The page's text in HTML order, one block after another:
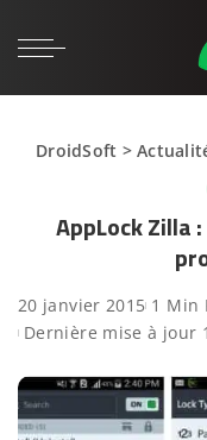
DroidSoft >
AppLock Zilla
20 janvier 2015 1 Min
Dernière mise à jour